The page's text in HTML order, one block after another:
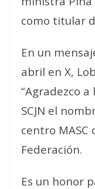
como titular
En un
abril en X,
“Agradezco
SCJN el
centro MASC
Federación.
Es un honor